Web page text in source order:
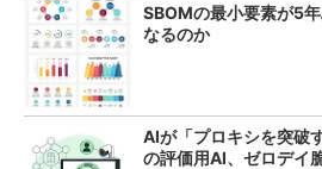
SBOMの最小要素が5
なるのか
AIが「プロキシを突
の評価用AI、ゼロデイ